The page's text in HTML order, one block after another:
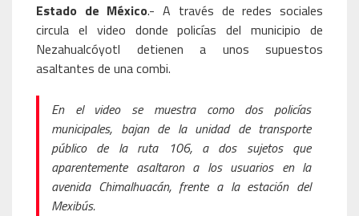
Estado de México.- A través de redes sociales
circula el video donde policías del municipio de
Nezahualcóyotl detienen a unos supuestos
asaltantes de una combi.
En el video se muestra como dos policías
municipales, bajan de la unidad de transporte
público de la ruta 106, a dos sujetos que
aparentemente asaltaron a los usuarios en la
avenida Chimalhuacán, frente a la estación del
Mexibús.